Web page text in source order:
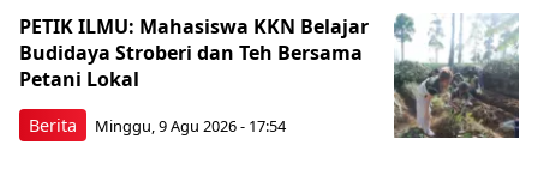
Berita
PETIK ILMU: Mahasiswa KKN Belajar
Budidaya Stroberi dan Teh Bersama
Petani Lokal
Minggu, 9 Agu 2026 - 17:54